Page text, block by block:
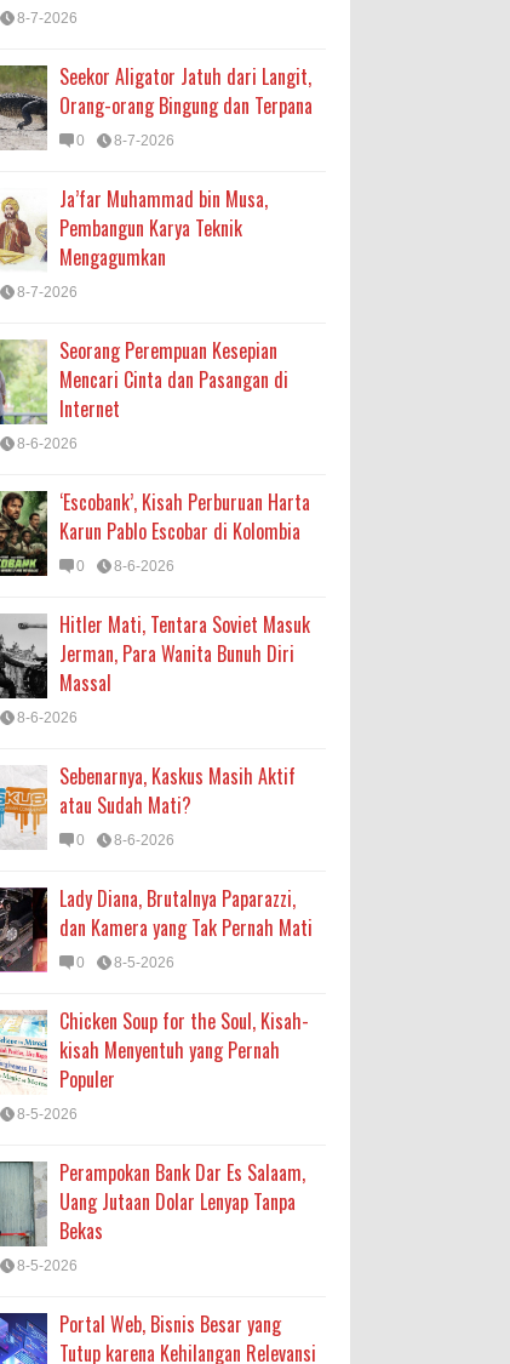
8-7-2026
Seekor Aligator Jatuh dari Langit,
Orang-orang Bingung dan Terpana
0 8-7-2026
Ja’far Muhammad bin Musa,
Pembangun Karya Teknik
Mengagumkan
8-7-2026
Seorang Perempuan Kesepian
Mencari Cinta dan Pasangan di
Internet
8-6-2026
‘Escobank’, Kisah Perburuan Harta
Karun Pablo Escobar di Kolombia
0 8-6-2026
Hitler Mati, Tentara Soviet Masuk
Jerman, Para Wanita Bunuh Diri
Massal
8-6-2026
Sebenarnya, Kaskus Masih Aktif
atau Sudah Mati?
0 8-6-2026
Lady Diana, Brutalnya Paparazzi,
dan Kamera yang Tak Pernah Mati
0 8-5-2026
Chicken Soup for the Soul, Kisah-
kisah Menyentuh yang Pernah
Populer
8-5-2026
Perampokan Bank Dar Es Salaam,
Uang Jutaan Dolar Lenyap Tanpa
Bekas
8-5-2026
Portal Web, Bisnis Besar yang
Tutup karena Kehilangan Relevansi